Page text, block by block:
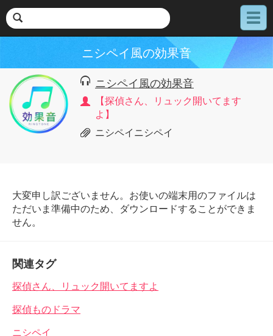
メ
ニ
ニシペイ風の効果音
ニシペイ風の効果音
【探偵さん、リュック開いてます
よ】
ニシペイニシペイ
大変申し訳ございません。お使いの端末用のファイルは
ただいま準備中のため、ダウンロードすることができま
せん。
関連タグ
探偵さん、リュック開いてますよ
探偵ものドラマ
ニシペイ